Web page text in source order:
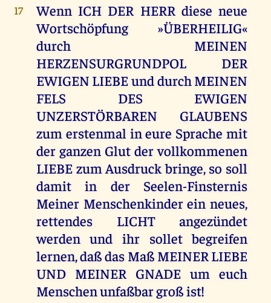
17
Wenn ICH DER HERR diese neue
Wortschöpfung »ÜBERHEILIG«
durch MEINEN
HERZENSURGRUNDPOL DER
EWIGEN LIEBE und durch MEINEN
FELS DES EWIGEN
UNZERSTÖRBAREN GLAUBENS
zum erstenmal in eure Sprache mit
der ganzen Glut der vollkommenen
LIEBE zum Ausdruck bringe, so soll
damit in der Seelen-Finsternis
Meiner Menschenkinder ein neues,
rettendes LICHT angezündet
werden und ihr sollet begreifen
lernen, daß das Maß MEINER LIEBE
UND MEINER GNADE um euch
Menschen unfaßbar groß ist!